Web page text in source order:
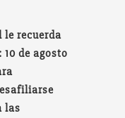
le recuerda
de agosto
las